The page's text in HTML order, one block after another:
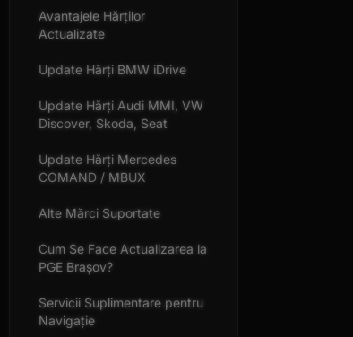
Avantajele Hărților
Actualizate
Update Hărți BMW iDrive
Update Hărți Audi MMI, VW
Discover, Skoda, Seat
Update Hărți Mercedes
COMAND / MBUX
Alte Mărci Suportate
Cum Se Face Actualizarea la
PGE Brașov?
Servicii Suplimentare pentru
Navigație